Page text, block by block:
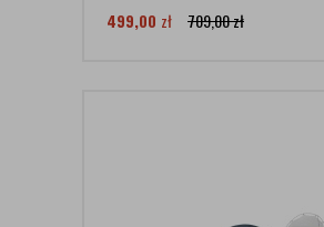
499,00 zł 709,00zł